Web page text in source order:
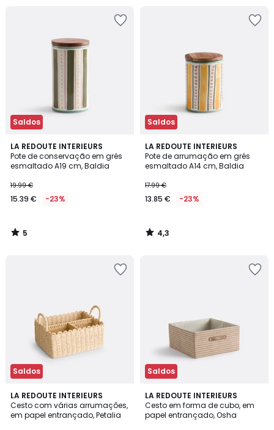
Saldos
LA REDOUTE INTERIEURS
Pote de conservação em grés
esmaltado A19 cm, Baldia
19.99 €
15.39 € -23%
5
/
5
5
/
Saldos
LA REDOUTE INTERIEURS
Pote de arrumação em grés
esmaltado A14 cm, Baldia
17.99 €
13.85 € -23%
4,3
/ 5
4,3
/
Saldos
LA REDOUTE INTERIEURS
Cesto com várias arrumações,
em papel entrançado, Petalia
3,9
/ 5
Saldos
LA REDOUTE INTERIEURS
Cesto em forma de cubo, em
papel entrançado, Osha